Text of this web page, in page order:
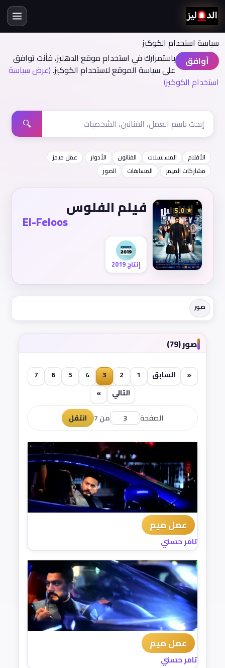
سياسة اسنخدام الكوكيز
أوافق
باستمرارك في استخدام موقع الدهليز، فأنت توافق
على سياسة الموقع لاستخدام الكوكيز.(عرض سياسة
استخدام الكوكيز)
🔍
الأفلام المسلسلات الفنانون الأدوار
عمل ميمز
مشاركات الميمز
المسابقات الصور
★ 5.0 فيلم الفلوس
El-Feloos
إنتاج 2019
صور
صور (79)
« السابق 1
2
3
4
5
6
7
التالي
»
الصفحة
من 7 انتقل
عمل ميم
تامر حسني
عمل ميم
تامر حسني